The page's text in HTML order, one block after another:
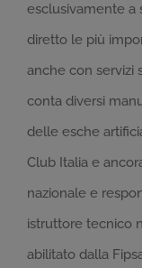
esclusivamente a
diretto le più
anche con servizi
conta diversi
delle esche
Club Italia e
nazionale e
istruttore tecnico
abilitato dalla